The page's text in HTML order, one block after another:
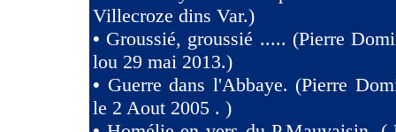
Villecroze dins Var.)
• Groussié, groussié ..... (Pierre
lou 29 mai 2013.)
• Guerre dans l'Abbaye. (Pierre
le 2 Aout 2005 . )